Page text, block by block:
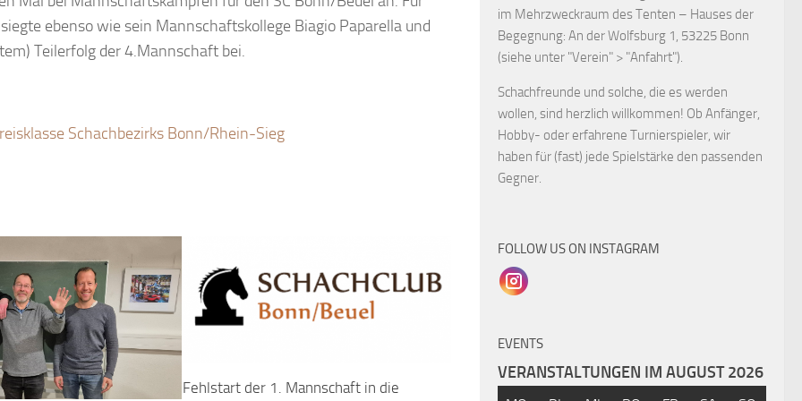
ebenso wie sein Mannschaftskollege Biagio Paparella und
Teilerfolg der 4.Mannschaft bei.
Schachbezirks Bonn/Rhein-Sieg
Fehlstart der 1. Mannschaft in die
im Mehrzweckraum des Tenten – Hauses der
Begegnung: An der Wolfsburg 1, 53225 Bonn
(siehe unter "Verein" > "Anfahrt").
Schachfreunde und solche, die es werden
wollen, sind herzlich willkommen! Ob Anfänger,
Hobby- oder erfahrene Turnierspieler, wir
haben für (fast) jede Spielstärke den passenden
Gegner.
FOLLOW US ON INSTAGRAM
EVENTS
VERANSTALTUNGEN IM AUGUST 2026